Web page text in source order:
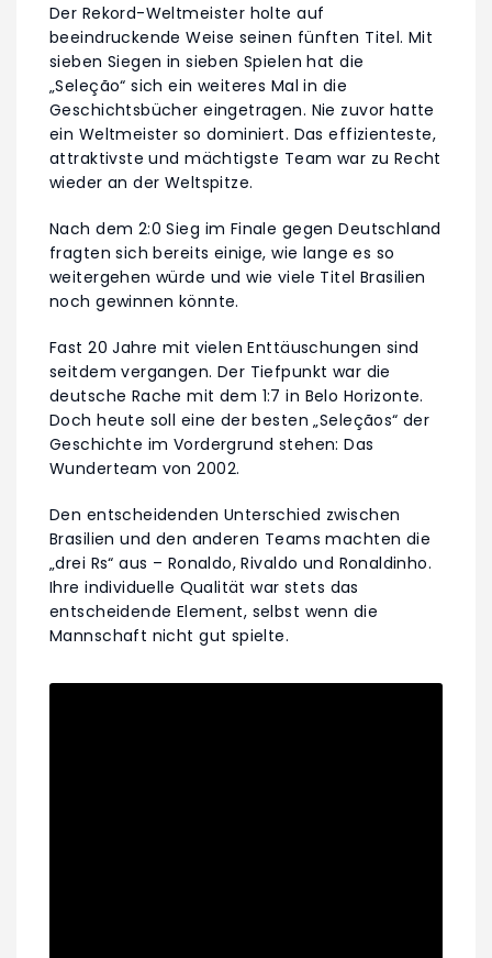
Der Rekord-Weltmeister holte auf
beeindruckende Weise seinen fünften Titel. Mit
sieben Siegen in sieben Spielen hat die
„Seleção“ sich ein weiteres Mal in die
Geschichtsbücher eingetragen. Nie zuvor hatte
ein Weltmeister so dominiert. Das effizienteste,
attraktivste und mächtigste Team war zu Recht
wieder an der Weltspitze.
Nach dem 2:0 Sieg im Finale gegen Deutschland
fragten sich bereits einige, wie lange es so
weitergehen würde und wie viele Titel Brasilien
noch gewinnen könnte.
Fast 20 Jahre mit vielen Enttäuschungen sind
seitdem vergangen. Der Tiefpunkt war die
deutsche Rache mit dem 1:7 in Belo Horizonte.
Doch heute soll eine der besten „Seleçãos“ der
Geschichte im Vordergrund stehen: Das
Wunderteam von 2002.
Den entscheidenden Unterschied zwischen
Brasilien und den anderen Teams machten die
„drei Rs“ aus – Ronaldo, Rivaldo und Ronaldinho.
Ihre individuelle Qualität war stets das
entscheidende Element, selbst wenn die
Mannschaft nicht gut spielte.